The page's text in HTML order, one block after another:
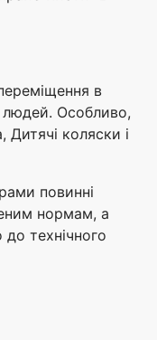
в
людей. Особливо,
коляски і
повинні
нормам, а
технічного